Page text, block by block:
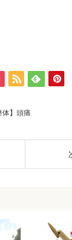
体】頭痛